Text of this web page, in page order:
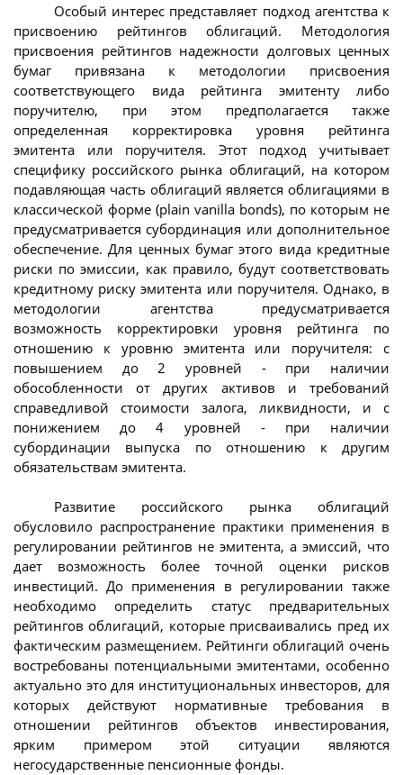
Особый интерес представляет подход агентства к
присвоению рейтингов облигаций. Методология
присвоения рейтингов надежности долговых ценных
бумаг привязана к методологии присвоения
соответствующего вида рейтинга эмитенту либо
поручителю, при этом предполагается также
определенная корректировка уровня рейтинга
эмитента или поручителя. Этот подход учитывает
специфику российского рынка облигаций, на котором
подавляющая часть облигаций является облигациями в
классической форме (plain vanilla bonds), по которым не
предусматривается субординация или дополнительное
обеспечение. Для ценных бумаг этого вида кредитные
риски по эмиссии, как правило, будут соответствовать
кредитному риску эмитента или поручителя. Однако, в
методологии агентства предусматривается
возможность корректировки уровня рейтинга по
отношению к уровню эмитента или поручителя: с
повышением до 2 уровней - при наличии
обособленности от других активов и требований
справедливой стоимости залога, ликвидности, и с
понижением до 4 уровней - при наличии
субординации выпуска по отношению к другим
обязательствам эмитента.
Развитие российского рынка облигаций
обусловило распространение практики применения в
регулировании рейтингов не эмитента, а эмиссий, что
дает возможность более точной оценки рисков
инвестиций. До применения в регулировании также
необходимо определить статус предварительных
рейтингов облигаций, которые присваивались пред их
фактическим размещением. Рейтинги облигаций очень
востребованы потенциальными эмитентами, особенно
актуально это для институциональных инвесторов, для
которых действуют нормативные требования в
отношении рейтингов объектов инвестирования,
ярким примером этой ситуации являются
негосударственные пенсионные фонды.